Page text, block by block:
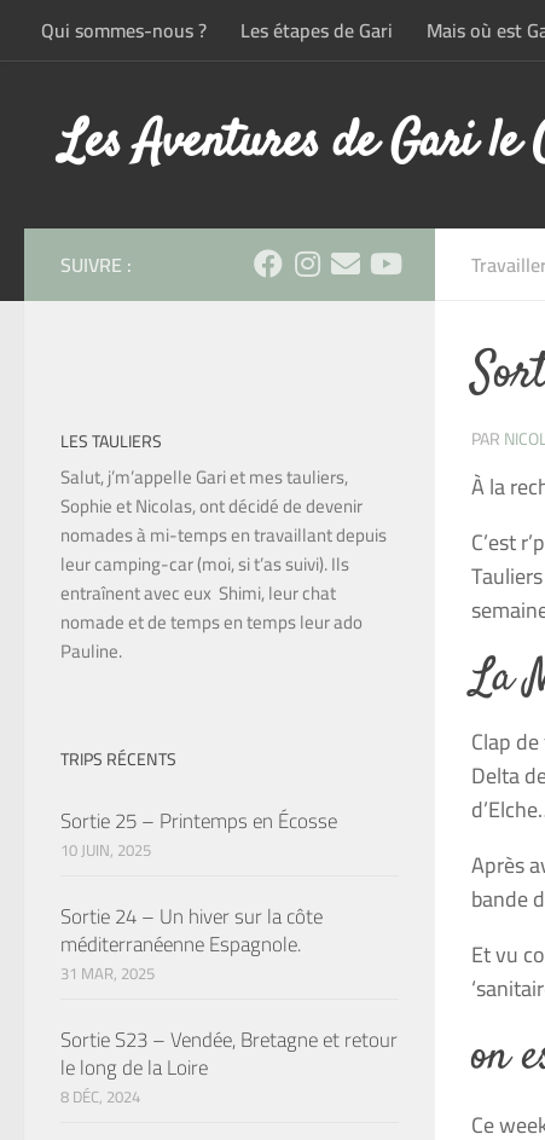
Skip to content
Qui sommes-nous ? Les étapes de Gari Mais où est
Les Aventures de Gari le
PAR
À la
C’est
La
Clap
Delta
Après
bande
Et vu
on
Ce
SUIVRE :
LES TAULIERS
Salut, j’m’appelle Gari et mes tauliers,
Sophie et Nicolas, ont décidé de devenir
nomades à mi-temps en travaillant depuis
leur camping-car (moi, si t’as suivi). Ils
entraînent avec eux Shimi, leur chat
nomade et de temps en temps leur ado
Pauline.
TRIPS RÉCENTS
Sortie 25 – Printemps en Écosse
10 JUIN, 2025
Sortie 24 – Un hiver sur la côte
méditerranéenne Espagnole.
31 MAR, 2025
Sortie S23 – Vendée, Bretagne et retour
le long de la Loire
8 DÉC, 2024